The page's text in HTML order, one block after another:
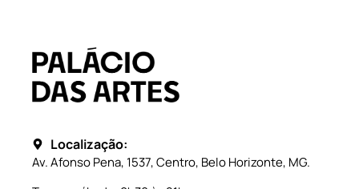
Localização:
Av. Afonso Pena, 1537, Centro, Belo Horizonte, MG.